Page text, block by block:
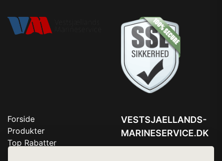
Forside
Produkter
Top Rabatter
VESTSJAELLANDS-
MARINESERVICE.DK